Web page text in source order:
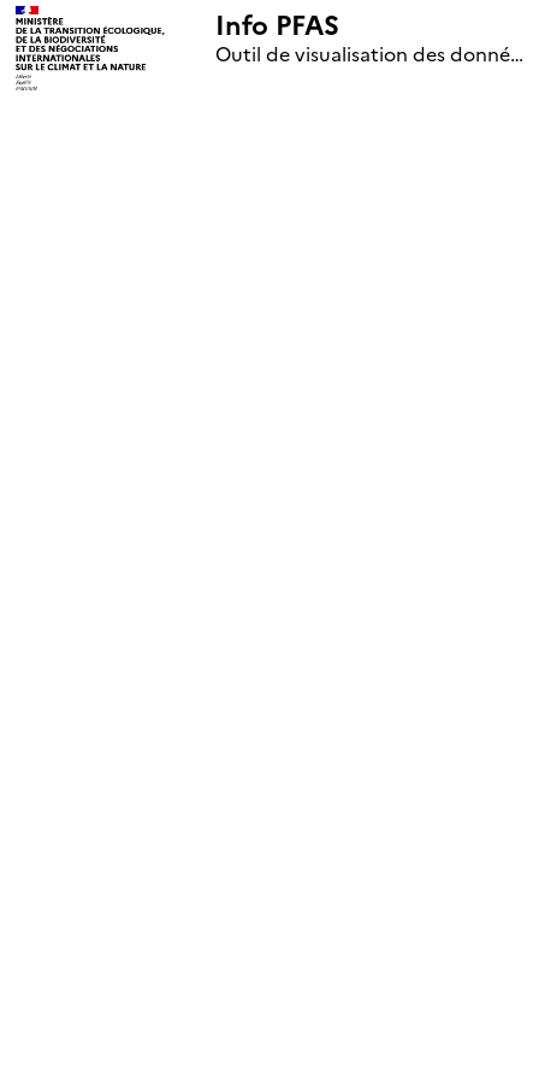
Info PFAS
Outil de visualisation des données nationales de surveillance des substances PFAS (mise à jour le 1er jour de chaque mois)
+
–